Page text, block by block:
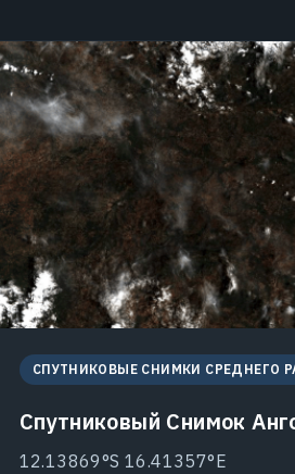
СПУТНИКОВЫЕ СНИМКИ СРЕДНЕГО
Спутниковый Снимок
12.13869°S 16.41357°E